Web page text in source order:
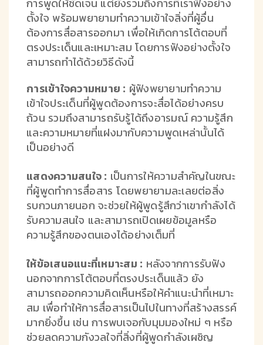
การพูดให้ชัดเจน แต่ยังรวมถึงการที่เราฟังอย่าง
ตั้งใจ พร้อมพยายามทำความเข้าใจสิ่งที่ผู้อื่น
ต้องการสื่อสารออกมา เพื่อให้เกิดการโต้ตอบที่
ตรงประเด็นและเหมาะสม โดยการฟังอย่างตั้งใจ
สามารถทำได้ด้วยวิธีดังนี้
การเข้าใจความหมาย : ผู้ฟังพยายามทำความ
เข้าใจประเด็นที่ผู้พูดต้องการจะสื่อได้อย่างครบ
ถ้วน รวมถึงสามารถรับรู้ได้ถึงอารมณ์ ความรู้สึก
และความหมายที่แฝงมากับความพูดเหล่านั้นได้
เป็นอย่างดี
แสดงความสนใจ : เป็นการให้ความสำคัญในขณะ
ที่ผู้พูดทำการสื่อสาร โดยพยายามละเลยต่อสิ่ง
รบกวนภายนอก จะช่วยให้ผู้พูดรู้สึกว่าเขากำลังได้
รับความสนใจ และสามารถเปิดเผยข้อมูลหรือ
ความรู้สึกของตนเองได้อย่างเต็มที่
ให้ข้อเสนอแนะที่เหมาะสม : หลังจากการรับฟัง
นอกจากการโต้ตอบที่ตรงประเด็นแล้ว ยัง
สามารถออกความคิดเห็นหรือให้คำแนะนำที่เหมาะ
สม เพื่อทำให้การสื่อสารเป็นไปในทางที่สร้างสรรค์
มากยิ่งขึ้น เช่น การพบเจอกับมุมมองใหม่ ๆ หรือ
ช่วยลดความกังวลใจที่สิ่งที่ผู้พูดกำลังเผชิญ